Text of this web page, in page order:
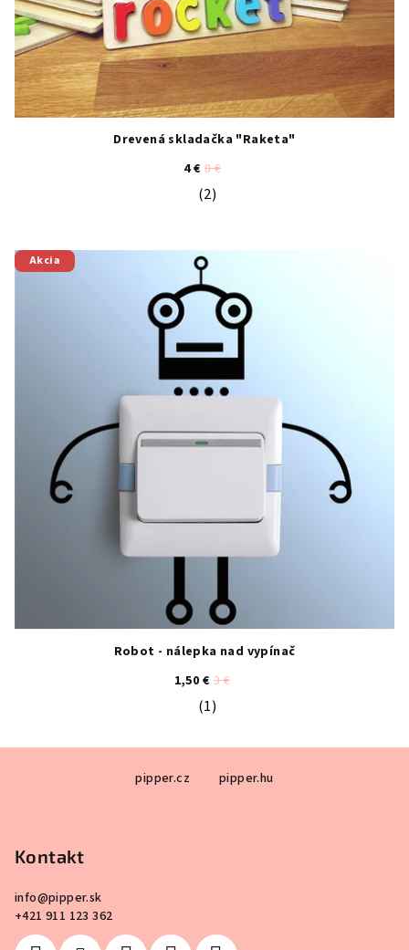
Drevená skladačka "Raketa"
4 € 8 €
Priemerné hodnotenie produktu
(2)
Akcia
Robot - nálepka nad vypínač
1,50 € 3 €
Priemerné hodnotenie produktu
(1)
pipper.cz pipper.hu
Kontakt
info@pipper.sk
+421 911 123 362